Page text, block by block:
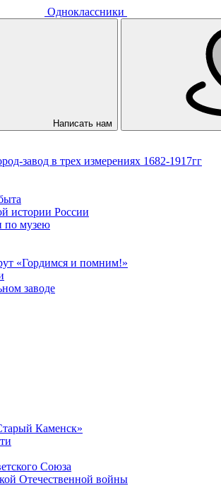
Одноклассники
Написать нам
завод в трех измерениях 1682-1917гг
истории России
по музею
«Гордимся и помним!»
заводе
Каменск»
Союза
Отечественной войны